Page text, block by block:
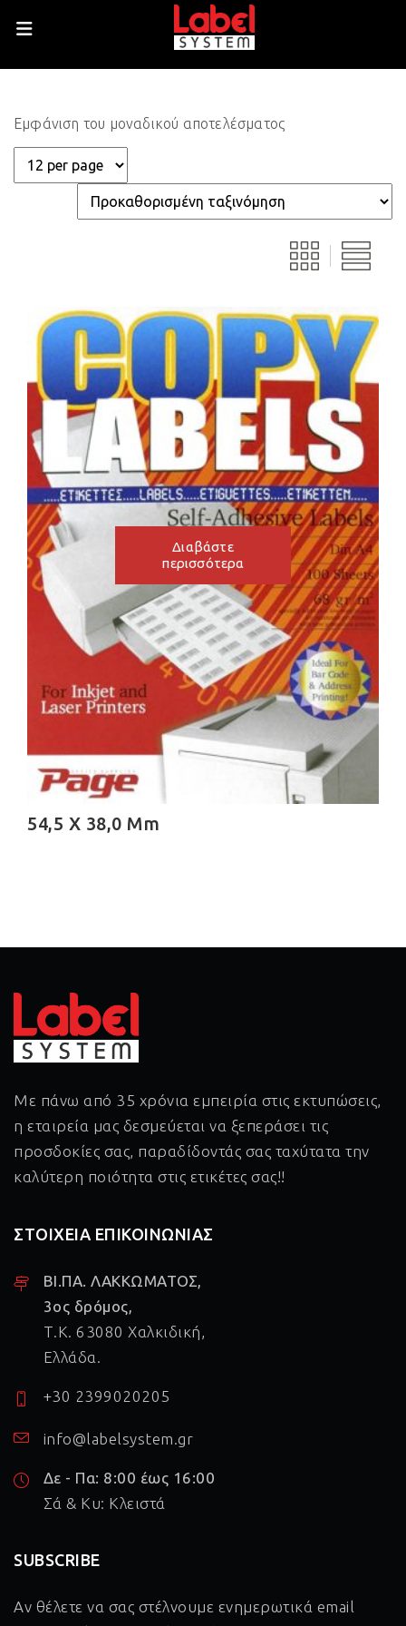
Εμφάνιση του μοναδικού αποτελέσματος
Διαβάστε
περισσότερα
54,5 X 38,0 Mm
Με πάνω από 35 χρόνια εμπειρία στις εκτυπώσεις,
η εταιρεία μας δεσμεύεται να ξεπεράσει τις
προσδοκίες σας, παραδίδοντάς σας ταχύτατα την
καλύτερη ποιότητα στις ετικέτες σας!!
ΣΤΟΙΧΕΙΑ ΕΠΙΚΟΙΝΩΝΙΑΣ
ΒΙ.ΠΑ. ΛΑΚΚΩΜΑΤΟΣ,
3ος δρόμος,
Τ.Κ. 63080 Χαλκιδική,
Ελλάδα.
+30 2399020205
info@labelsystem.gr
Δε - Πα: 8:00 έως 16:00
Σά & Κυ: Κλειστά
SUBSCRIBE
Αν θέλετε να σας στέλνουμε ενημερωτικά email